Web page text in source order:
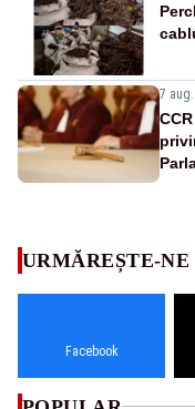
7 aug.
URMĂREȘTE-NE
Facebook